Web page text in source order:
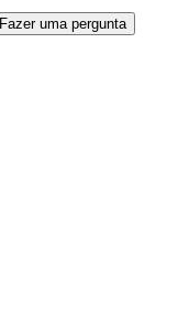
Fazer uma pergunta